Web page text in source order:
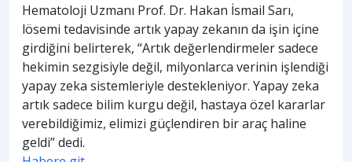
Hematoloji Uzmanı Prof. Dr. Hakan İsmail Sarı,
lösemi tedavisinde artık yapay zekanın da işin içine
girdiğini belirterek, “Artık değerlendirmeler sadece
hekimin sezgisiyle değil, milyonlarca verinin işlendiği
yapay zeka sistemleriyle destekleniyor. Yapay zeka
artık sadece bilim kurgu değil, hastaya özel kararlar
verebildiğimiz, elimizi güçlendiren bir araç haline
geldi” dedi.